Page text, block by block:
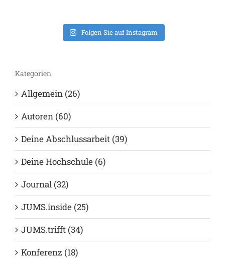
Folgen Sie auf Instagram
Kategorien
Allgemein (26)
Autoren (60)
Deine Abschlussarbeit (39)
Deine Hochschule (6)
Journal (32)
JUMS.inside (25)
JUMS.trifft (34)
Konferenz (18)